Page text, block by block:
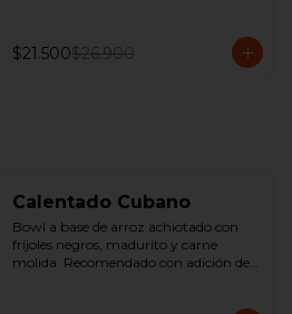
$21.500$26.900
Calentado Cubano
Bowl a base de arroz achiotado con
fríjoles negros, madurito y carne
molida. Recomendado con adición de